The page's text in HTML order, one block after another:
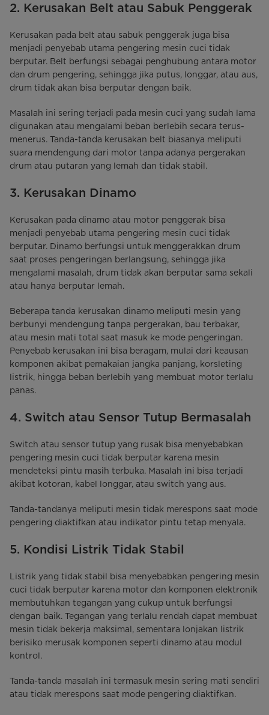
2. Kerusakan Belt atau Sabuk Penggerak
Kerusakan pada belt atau sabuk penggerak juga bisa
menjadi penyebab utama pengering mesin cuci tidak
berputar. Belt berfungsi sebagai penghubung antara motor
dan drum pengering, sehingga jika putus, longgar, atau aus,
drum tidak akan bisa berputar dengan baik.
Masalah ini sering terjadi pada mesin cuci yang sudah lama
digunakan atau mengalami beban berlebih secara terus-
menerus. Tanda-tanda kerusakan belt biasanya meliputi
suara mendengung dari motor tanpa adanya pergerakan
drum atau putaran yang lemah dan tidak stabil.
3. Kerusakan Dinamo
Kerusakan pada dinamo atau motor penggerak bisa
menjadi penyebab utama pengering mesin cuci tidak
berputar. Dinamo berfungsi untuk menggerakkan drum
saat proses pengeringan berlangsung, sehingga jika
mengalami masalah, drum tidak akan berputar sama sekali
atau hanya berputar lemah.
Beberapa tanda kerusakan dinamo meliputi mesin yang
berbunyi mendengung tanpa pergerakan, bau terbakar,
atau mesin mati total saat masuk ke mode pengeringan.
Penyebab kerusakan ini bisa beragam, mulai dari keausan
komponen akibat pemakaian jangka panjang, korsleting
listrik, hingga beban berlebih yang membuat motor terlalu
panas.
4. Switch atau Sensor Tutup Bermasalah
Switch atau sensor tutup yang rusak bisa menyebabkan
pengering mesin cuci tidak berputar karena mesin
mendeteksi pintu masih terbuka. Masalah ini bisa terjadi
akibat kotoran, kabel longgar, atau switch yang aus.
Tanda-tandanya meliputi mesin tidak merespons saat mode
pengering diaktifkan atau indikator pintu tetap menyala.
5. Kondisi Listrik Tidak Stabil
Listrik yang tidak stabil bisa menyebabkan pengering mesin
cuci tidak berputar karena motor dan komponen elektronik
membutuhkan tegangan yang cukup untuk berfungsi
dengan baik. Tegangan yang terlalu rendah dapat membuat
mesin tidak bekerja maksimal, sementara lonjakan listrik
berisiko merusak komponen seperti dinamo atau modul
kontrol.
Tanda-tanda masalah ini termasuk mesin sering mati sendiri
atau tidak merespons saat mode pengering diaktifkan.